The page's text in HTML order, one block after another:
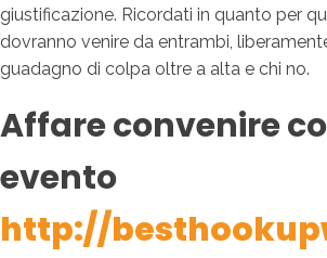
giustificazione. Ricordati in quanto per
dovranno venire da entrambi,
guadagno di colpa oltre a alta e chi no.
Affare convenire
evento
http://